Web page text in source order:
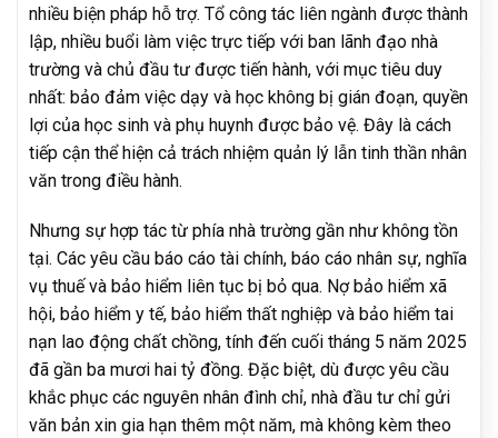
nhiều biện pháp hỗ trợ. Tổ công tác liên ngành được thành
lập, nhiều buổi làm việc trực tiếp với ban lãnh đạo nhà
trường và chủ đầu tư được tiến hành, với mục tiêu duy
nhất: bảo đảm việc dạy và học không bị gián đoạn, quyền
lợi của học sinh và phụ huynh được bảo vệ. Đây là cách
tiếp cận thể hiện cả trách nhiệm quản lý lẫn tinh thần nhân
văn trong điều hành.
Nhưng sự hợp tác từ phía nhà trường gần như không tồn
tại. Các yêu cầu báo cáo tài chính, báo cáo nhân sự, nghĩa
vụ thuế và bảo hiểm liên tục bị bỏ qua. Nợ bảo hiểm xã
hội, bảo hiểm y tế, bảo hiểm thất nghiệp và bảo hiểm tai
nạn lao động chất chồng, tính đến cuối tháng 5 năm 2025
đã gần ba mươi hai tỷ đồng. Đặc biệt, dù được yêu cầu
khắc phục các nguyên nhân đình chỉ, nhà đầu tư chỉ gửi
văn bản xin gia hạn thêm một năm, mà không kèm theo